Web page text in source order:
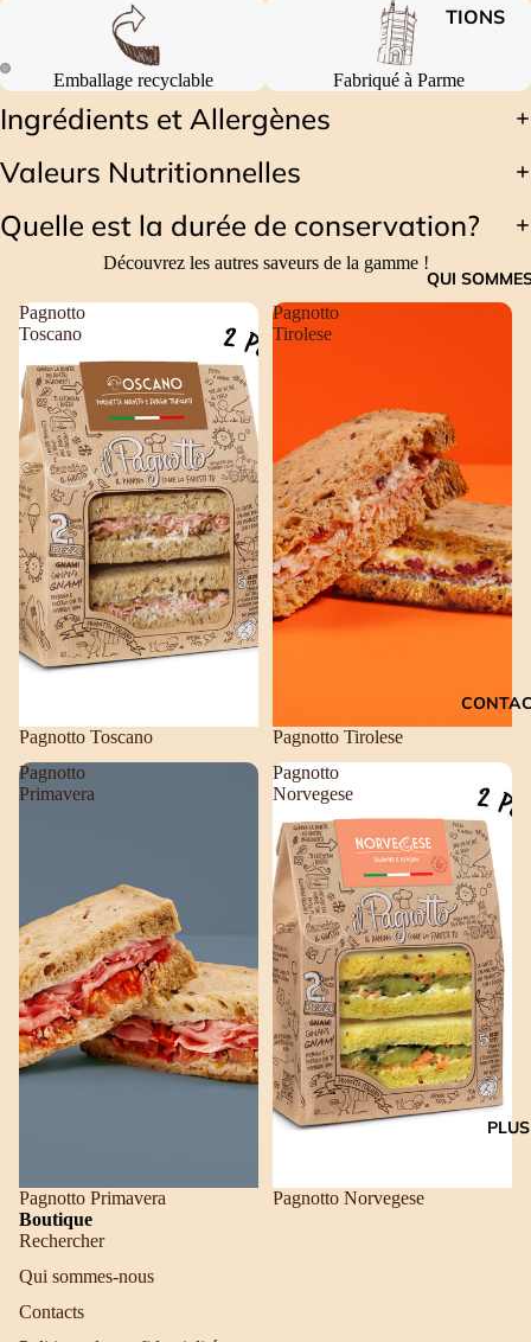
TIONS
QUI
PLUS
Emballage recyclable Fabriqué à Parme
Ingrédients et Allergènes
Valeurs Nutritionnelles
Quelle est la durée de conservation?
Découvrez les autres saveurs de la gamme !
Pagnotto
Toscano
Pagnotto Toscano
Pagnotto
Tirolese
Pagnotto Tirolese
Pagnotto
Primavera
Pagnotto Primavera
Pagnotto
Norvegese
Pagnotto Norvegese
Boutique
Rechercher
Qui sommes-nous
Contacts